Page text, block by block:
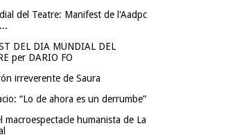
del Teatre: Manifest de l'Aadpc
DEL DIA MUNDIAL DEL
per DARIO FO
irreverente de Saura
“Lo de ahora es un derrumbe”
macroespectacle humanista de La